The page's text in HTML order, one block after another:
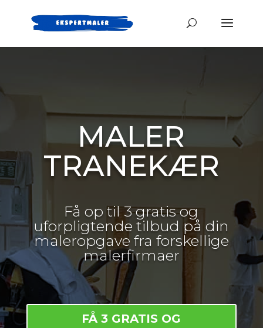
MALER
TRANEKÆR
Få op til 3 gratis og
uforpligtende tilbud på din
maleropgave fra forskellige
malerfirmaer
FÅ 3 GRATIS OG